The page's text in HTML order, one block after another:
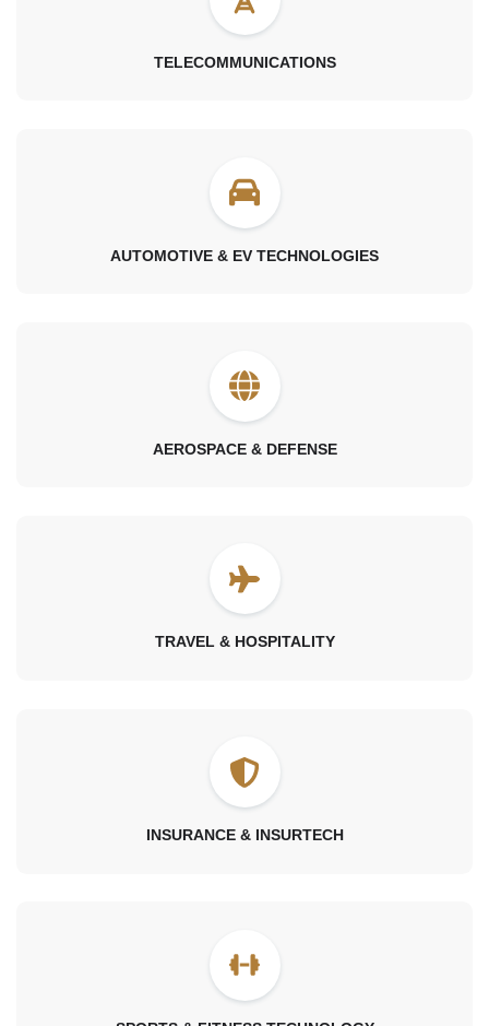
TELECOMMUNICATIONS
AUTOMOTIVE & EV TECHNOLOGIES
AEROSPACE & DEFENSE
TRAVEL & HOSPITALITY
INSURANCE & INSURTECH